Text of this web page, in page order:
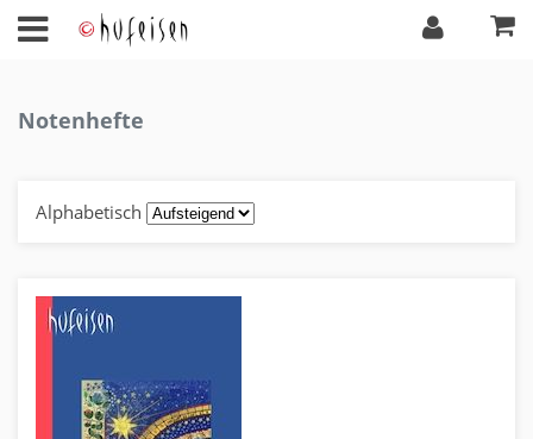
Notenhefte
Alphabetisch